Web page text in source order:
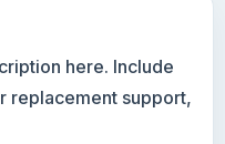
here. Include
replacement support,